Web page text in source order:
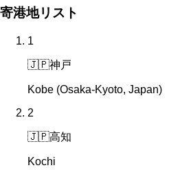
寄港地リスト
1
🇯🇵神戸
Kobe (Osaka-Kyoto, Japan)
2
🇯🇵高知
Kochi